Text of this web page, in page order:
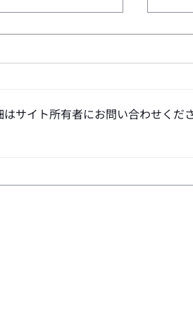
サイト所有者にお問い合わせくだ